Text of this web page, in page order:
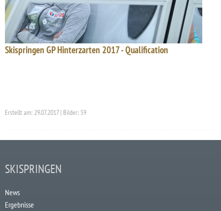
Skispringen GP Hinterzarten 2017 - Qualification
Erstellt am: 29.07.2017 | Bilder: 59
SKISPRINGEN
News
Ergebnisse